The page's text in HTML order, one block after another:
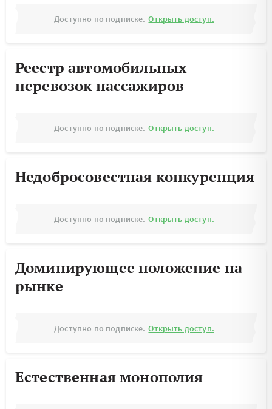
Доступно по подписке. Открыть доступ.
Реестр автомобильных
перевозок пассажиров
Доступно по подписке. Открыть доступ.
Недобросовестная конкуренция
Доступно по подписке. Открыть доступ.
Доминирующее положение на
рынке
Доступно по подписке. Открыть доступ.
Естественная монополия